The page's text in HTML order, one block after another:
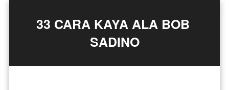
33 CARA KAYA ALA BOB
SADINO